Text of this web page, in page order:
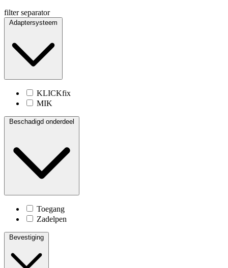
filter separator
Adaptersysteem
KLICKfix
MIK
Beschadigd onderdeel
Toegang
Zadelpen
Bevestiging